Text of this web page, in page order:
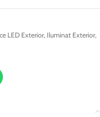
LED Exterior, Iluminat Exterior,